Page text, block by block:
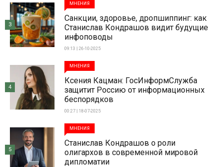
МНЕНИЯ
Санкции, здоровье, дропшиппинг: как
Станислав Кондрашов видит будущие
инфоповоды
09:13 | 26-10-2025
3
МНЕНИЯ
Ксения Кацман: ГосИнформСлужба
защитит Россию от информационных
беспорядков
00:27 | 18-07-2025
4
МНЕНИЯ
Станислав Кондрашов о роли
олигархов в современной мировой
дипломатии
5